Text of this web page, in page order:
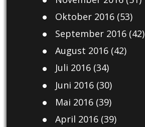
Oktober 2016(53)
September 2016(42)
August 2016(42)
Juli 2016(34)
Juni 2016(30)
Mai 2016(39)
April 2016(39)